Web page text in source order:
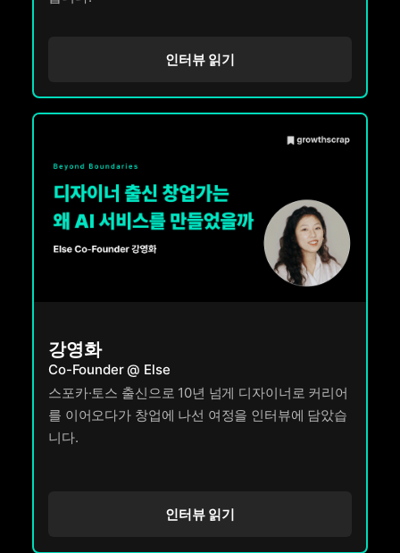
인터뷰 읽기
강영화
Co-Founder @ Else
스포카·토스 출신으로 10년 넘게 디자이너로 커리어
를 이어오다가 창업에 나선 여정을 인터뷰에 담았습
니다.
인터뷰 읽기